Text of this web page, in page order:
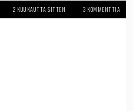
2 KUUKAUTTA SITTEN 3 KOMMENTTIA